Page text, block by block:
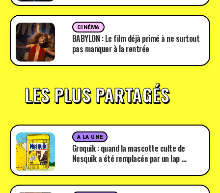
CINÉMA
BABYLON : Le film déjà primé à ne surtout
pas manquer à la rentrée
LES PLUS PARTAGÉS
A LA UNE
Groquik : quand la mascotte culte de
Nesquik a été remplacée par un lap …